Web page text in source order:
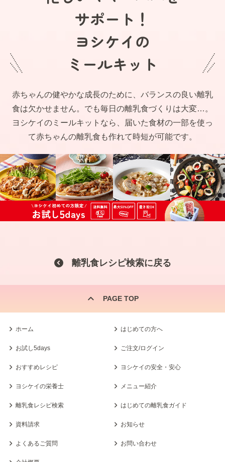
サポート！
ヨシケイの
ミールキット
赤ちゃんの健やかな成長のために、バランスの良い離乳
食は欠かせません。でも毎日の離乳食づくりは大変…。
ヨシケイのミールキットなら、届いた食材の一部を使っ
て赤ちゃんの離乳食も作れて時短が可能です。
離乳食レシピ検索に戻る
PAGE TOP
ホーム はじめての方へ
お試し5days ご注文/ログイン
おすすめレシピ ヨシケイの安全・安心
ヨシケイの栄養士 メニュー紹介
離乳食レシピ検索 はじめての離乳食ガイド
資料請求 お知らせ
よくあるご質問 お問い合わせ